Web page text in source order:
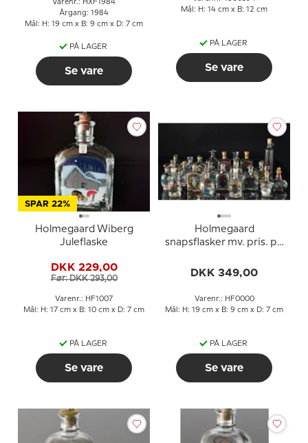
Varenr.: HXF1984
Årgang: 1984
Mål: H: 19 cm x B: 9 cm x D: 7 cm
PÅ LAGER
Se vare
Mål: H: 14 cm x B: 12 cm
PÅ LAGER
Se vare
SPAR 22%
Holmegaard Wiberg
Juleflaske
DKK 229,00
Før: DKK 293,00
Varenr.: HF1007
Mål: H: 17 cm x B: 10 cm x D: 7 cm
PÅ LAGER
Se vare
Holmegaard
snapsflasker mv. pris. pr.
udvalg inden køb
DKK 349,00
Varenr.: HF0000
Mål: H: 19 cm x B: 9 cm x D: 7 cm
PÅ LAGER
Se vare